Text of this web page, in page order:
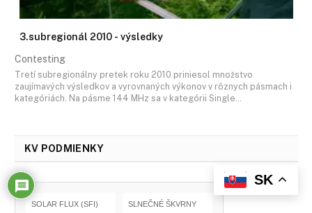
3.subregionál 2010 - výsledky
Contesting
Tretí subregionálny pretek roku 2010 priniesol množstvo
zaujímavých výsledkov a vyrovnaných výkonov v rôznych pásmach i
kategóriách. Na pásme 144 MHz sa v kategórii Single…
KV PODMIENKY
SOLAR FLUX (SFI) SLNEČNÉ ŠKVRNY
SK